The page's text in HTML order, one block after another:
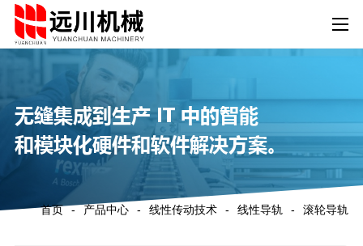
无缝集成到生产 IT 中的智能
和模块化硬件和软件解决方案。
首页 - 产品中心 - 线性传动技术 - 线性导轨 - 滚轮导轨